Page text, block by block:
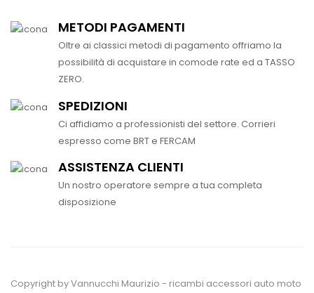
METODI PAGAMENTI
Oltre ai classici metodi di pagamento offriamo la
possibilità di acquistare in comode rate ed a TASSO
ZERO.
SPEDIZIONI
Ci affidiamo a professionisti del settore. Corrieri
espresso come BRT e FERCAM
ASSISTENZA CLIENTI
Un nostro operatore sempre a tua completa
disposizione
Copyright by Vannucchi Maurizio - ricambi accessori auto moto